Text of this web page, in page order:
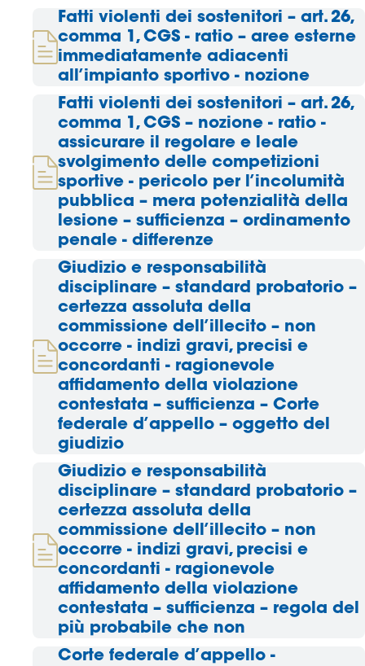
Contatti
Assicurazione
Social media
Fatti violenti dei sostenitori – art. 26,
comma 1, CGS - ratio – aree esterne
immediatamente adiacenti
all’impianto sportivo - nozione
Fatti violenti dei sostenitori – art. 26,
comma 1, CGS – nozione - ratio -
assicurare il regolare e leale
svolgimento delle competizioni
sportive - pericolo per l’incolumità
pubblica – mera potenzialità della
lesione – sufficienza – ordinamento
penale - differenze
Giudizio e responsabilità
disciplinare – standard probatorio –
certezza assoluta della
commissione dell’illecito – non
occorre - indizi gravi, precisi e
concordanti - ragionevole
affidamento della violazione
contestata – sufficienza – Corte
federale d’appello – oggetto del
giudizio
Giudizio e responsabilità
disciplinare – standard probatorio –
certezza assoluta della
commissione dell’illecito – non
occorre - indizi gravi, precisi e
concordanti - ragionevole
affidamento della violazione
contestata – sufficienza – regola del
più probabile che non
Corte federale d’appello -